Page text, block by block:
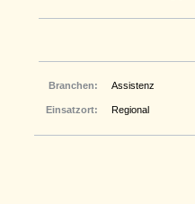
Branchen: Assistenz
Einsatzort: Regional